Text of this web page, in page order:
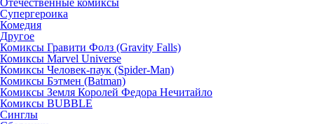
Супергероика
Комедия
Другое
Комиксы Гравити Фолз (Gravity Falls)
Комиксы Marvel Universe
Комиксы Человек-паук (Spider-Man)
Комиксы Бэтмен (Batman)
Комиксы Земля Королей Федора Нечитайло
Комиксы BUBBLE
Синглы